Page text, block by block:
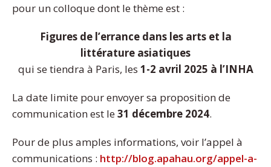
pour un colloque dont le thème est :
Figures de l’errance dans les arts et la
littérature asiatiques
qui se tiendra à Paris, les 1-2 avril 2025 à l’INHA
La date limite pour envoyer sa proposition de
communication est le31 décembre 2024.
Pour de plus amples informations, voir l’appel à
communications : http://blog.apahau.org/appel-a-